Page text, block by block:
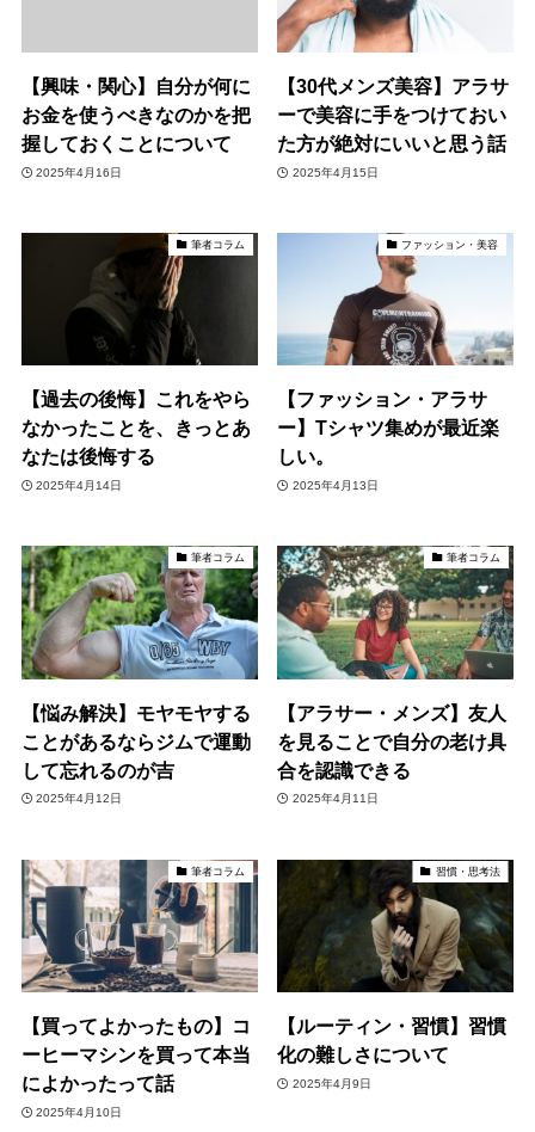
【興味・関心】自分が何に
お金を使うべきなのかを把
握しておくことについて
2025年4月16日
【30代メンズ美容】アラサ
ーで美容に手をつけておい
た方が絶対にいいと思う話
2025年4月15日
筆者コラム
【過去の後悔】これをやら
なかったことを、きっとあ
なたは後悔する
2025年4月14日
ファッション・美容
【ファッション・アラサ
ー】Tシャツ集めが最近楽
しい。
2025年4月13日
筆者コラム
【悩み解決】モヤモヤする
ことがあるならジムで運動
して忘れるのが吉
2025年4月12日
筆者コラム
【アラサー・メンズ】友人
を見ることで自分の老け具
合を認識できる
2025年4月11日
筆者コラム
【買ってよかったもの】コ
ーヒーマシンを買って本当
によかったって話
2025年4月10日
習慣・思考法
【ルーティン・習慣】習慣
化の難しさについて
2025年4月9日